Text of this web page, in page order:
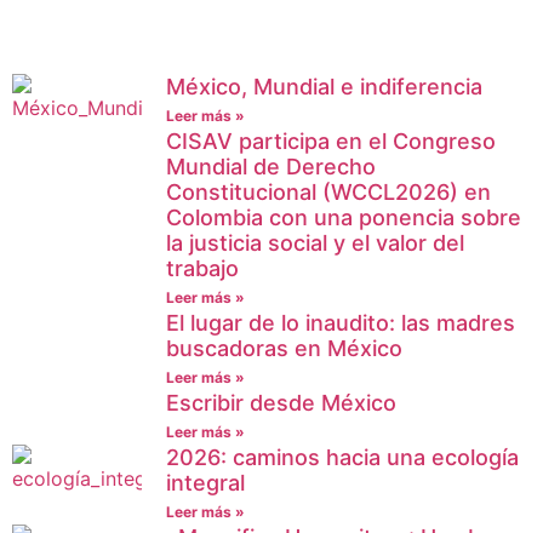
México, Mundial e indiferencia
Leer más »
CISAV participa en el Congreso
Mundial de Derecho
Constitucional (WCCL2026) en
Colombia con una ponencia sobre
la justicia social y el valor del
trabajo
Leer más »
El lugar de lo inaudito: las madres
buscadoras en México
Leer más »
Escribir desde México
Leer más »
2026: caminos hacia una ecología
integral
Leer más »